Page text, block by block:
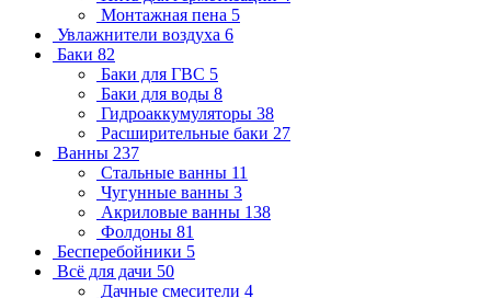
Монтажная пена 5
Увлажнители воздуха 6
Баки 82
Баки для ГВС 5
Баки для воды 8
Гидроаккумуляторы 38
Расширительные баки 27
Ванны 237
Стальные ванны 11
Чугунные ванны 3
Акриловые ванны 138
Фолдоны 81
Бесперебойники 5
Всё для дачи 50
Дачные смесители 4